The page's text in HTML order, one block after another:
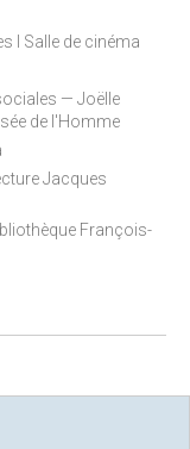
I Salle de cinéma
— Joëlle
de l'Homme
Jacques
François-